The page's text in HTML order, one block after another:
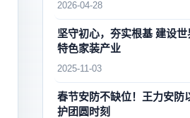
2026-04-28
坚守初心，夯实根基 建设世界领先的中国
特色家装产业
2025-11-03
春节安防不缺位！王力安防
护团圆时刻